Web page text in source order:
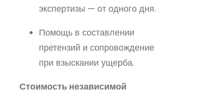
экспертизы — от одного дня.
Помощь в составлении
претензий и сопровождение
при взыскании ущерба.
Стоимость независимой